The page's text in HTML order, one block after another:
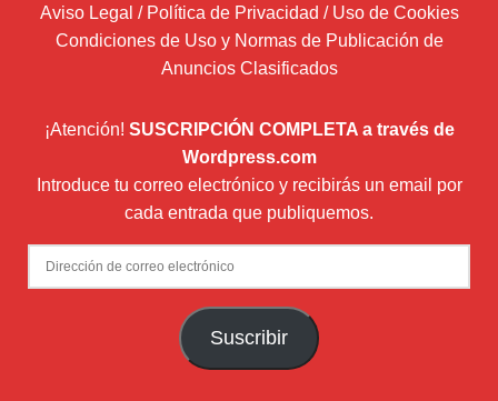
Aviso Legal / Política de Privacidad / Uso de Cookies
Condiciones de Uso y Normas de Publicación de
Anuncios Clasificados
¡Atención! SUSCRIPCIÓN COMPLETA a través de
Wordpress.com
Introduce tu correo electrónico y recibirás un email por
cada entrada que publiquemos.
Dirección
de
Suscribir